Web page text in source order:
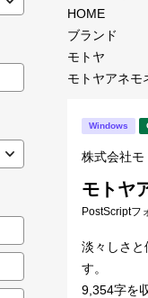
HOME
ブランド
モトヤ
モトヤアネモ
Windows
株式会社モ
モトヤ
PostScriptフ
淡々しさと
す。
9,354字を